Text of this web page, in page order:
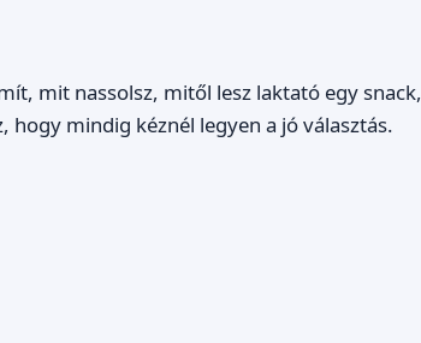
mit nassolsz, mitől lesz laktató egy snack,
mindig kéznél legyen a jó választás.